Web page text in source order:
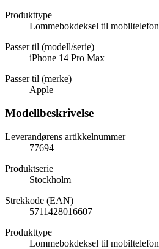
Produkttype
Lommebokdeksel til mobiltelefon
Passer til (modell/serie)
iPhone 14 Pro Max
Passer til (merke)
Apple
Modellbeskrivelse
Leverandørens artikkelnummer
77694
Produktserie
Stockholm
Strekkode (EAN)
5711428016607
Produkttype
Lommebokdeksel til mobiltelefon